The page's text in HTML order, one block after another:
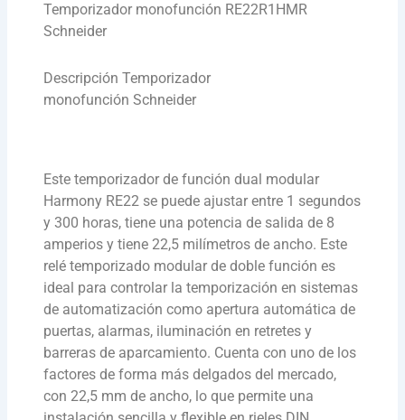
Temporizador monofunción RE22R1HMR
Schneider
Descripción Temporizador
monofunción Schneider
Este temporizador de función dual modular
Harmony RE22 se puede ajustar entre 1 segundos
y 300 horas, tiene una potencia de salida de 8
amperios y tiene 22,5 milímetros de ancho. Este
relé temporizado modular de doble función es
ideal para controlar la temporización en sistemas
de automatización como apertura automática de
puertas, alarmas, iluminación en retretes y
barreras de aparcamiento. Cuenta con uno de los
factores de forma más delgados del mercado,
con 22,5 mm de ancho, lo que permite una